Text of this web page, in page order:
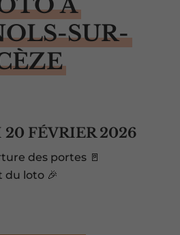
À
SUR-
FÉVRIER 2026
des portes 🚪
du loto 🎉